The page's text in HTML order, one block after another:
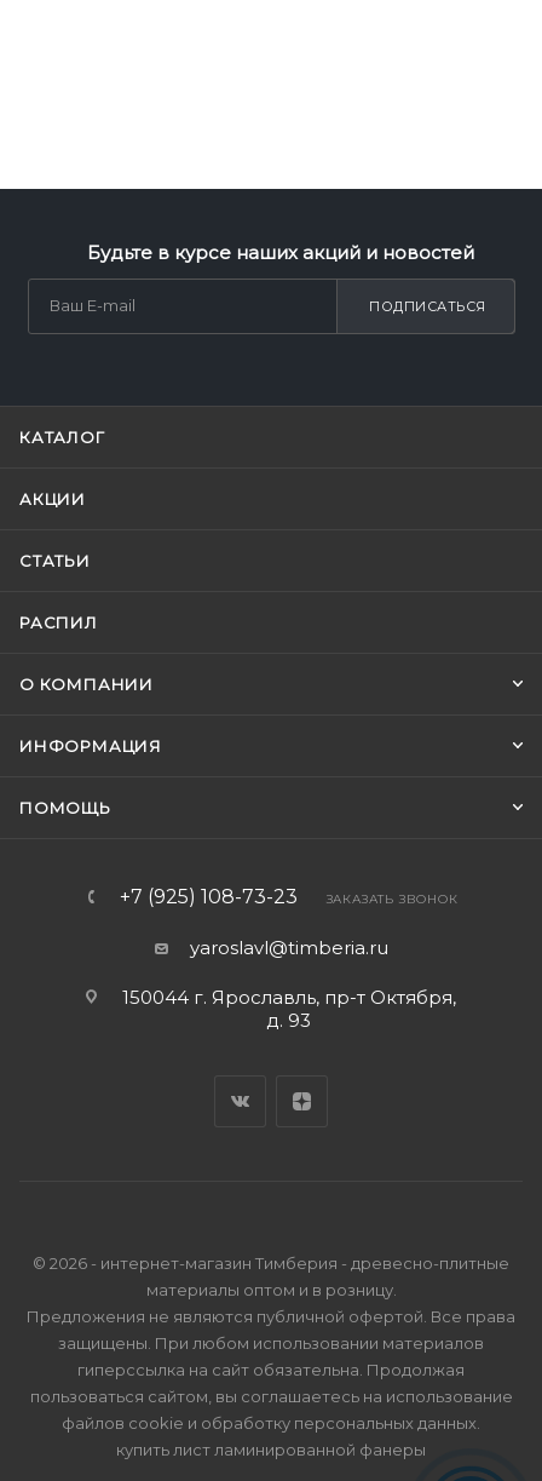
Будьте в курсе наших акций и новостей
ПОДПИСАТЬСЯ
КАТАЛОГ
АКЦИИ
СТАТЬИ
РАСПИЛ
О КОМПАНИИ
ИНФОРМАЦИЯ
ПОМОЩЬ
+7 (925) 108-73-23 ЗАКАЗАТЬ ЗВОНОК
yaroslavl@timberia.ru
150044 г. Ярославль, пр-т Октября,
д. 93
© 2026 - интернет-магазин Тимберия - древесно-плитные
материалы оптом и в розницу.
Предложения не являются публичной офертой. Все права
защищены. При любом использовании материалов
гиперссылка на сайт обязательна. Продолжая
пользоваться сайтом, вы соглашаетесь на использование
файлов cookie и обработку персональных данных
купить лист ламинированной фанеры